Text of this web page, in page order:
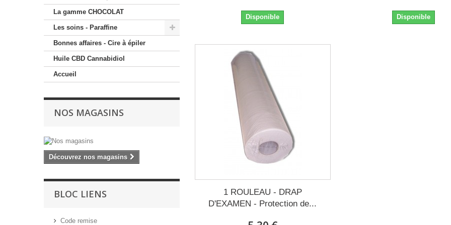
La gamme CHOCOLAT
Les soins - Paraffine
Bonnes affaires - Cire à épiler
Huile CBD Cannabidiol
Accueil
NOS MAGASINS
Découvrez nos magasins
BLOC LIENS
Code remise
Disponible Disponible
1 ROULEAU - DRAP
D'EXAMEN - Protection de...